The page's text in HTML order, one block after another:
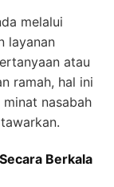
melalui
layanan
atau
ramah, hal ini
nasabah
Berkala